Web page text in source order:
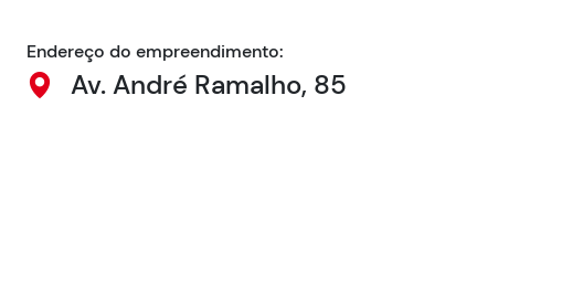
Endereço do empreendimento:
Av. André Ramalho, 85